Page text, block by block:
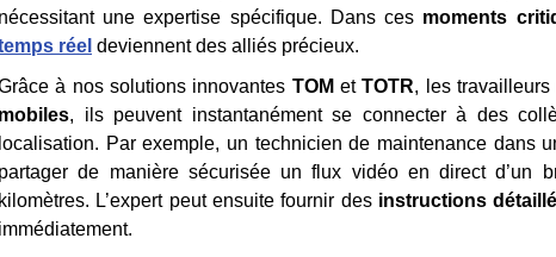
nécessitant une expertise spécifique. Dans ces moments
réel deviennent des alliés précieux.
à nos solutions innovantes TOM etTOTR, les
mobiles, ils peuvent instantanément se connecter à des
localisation. Par exemple, un technicien de maintenance dans
partager de manière sécurisée un flux vidéo en direct d’un
kilomètres. L’expert peut ensuite fournir desinstructions
immédiatement.